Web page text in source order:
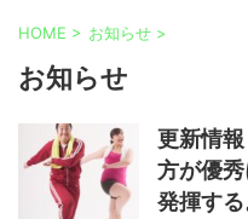
HOME > お知らせ >
お知らせ
更新情
方が優
発揮す